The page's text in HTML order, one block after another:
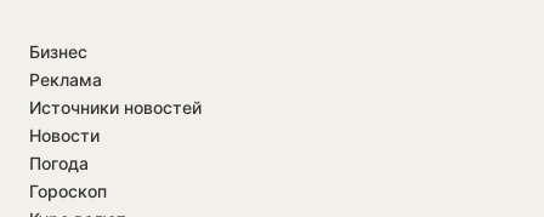
Бизнес
Реклама
Источники новостей
Новости
Погода
Гороскоп